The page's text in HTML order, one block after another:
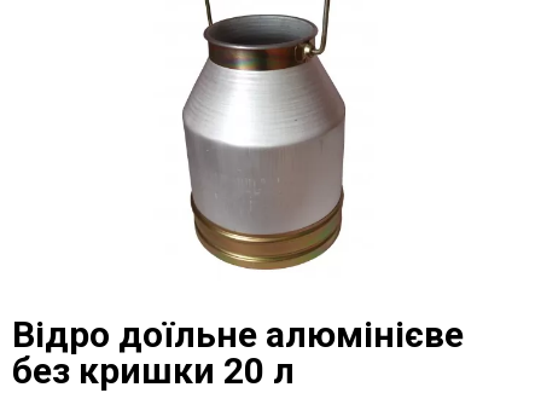
Відро доїльне алюмінієве
без кришки 20 л